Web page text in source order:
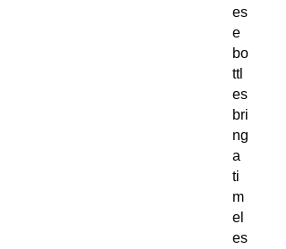
es
e
bo
ttl
es
bri
ng
a
ti
m
el
es